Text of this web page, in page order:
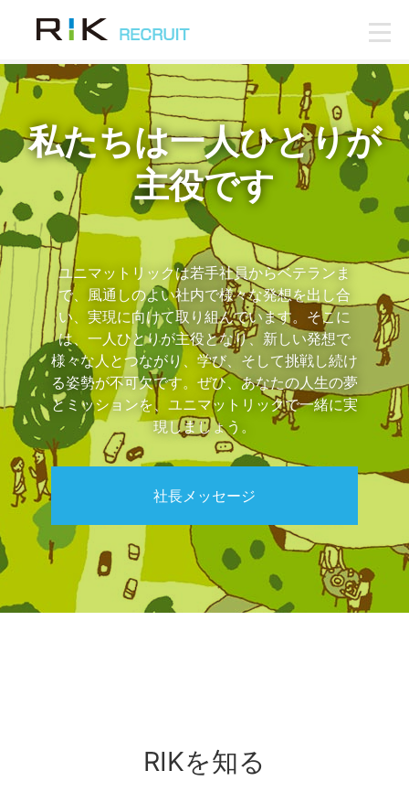
私たちは一人ひとりが
主役です
ユニマットリックは若手社員からベテランま
で、風通しのよい社内で様々な発想を出し合
い、実現に向けて取り組んでいます。そこに
は、一人ひとりが主役となり、新しい発想で
様々な人とつながり、学び、そして挑戦し続け
る姿勢が不可欠です。ぜひ、あなたの人生の夢
とミッションを、ユニマットリックで一緒に実
現しましょう。
社長メッセージ
RIKを知る